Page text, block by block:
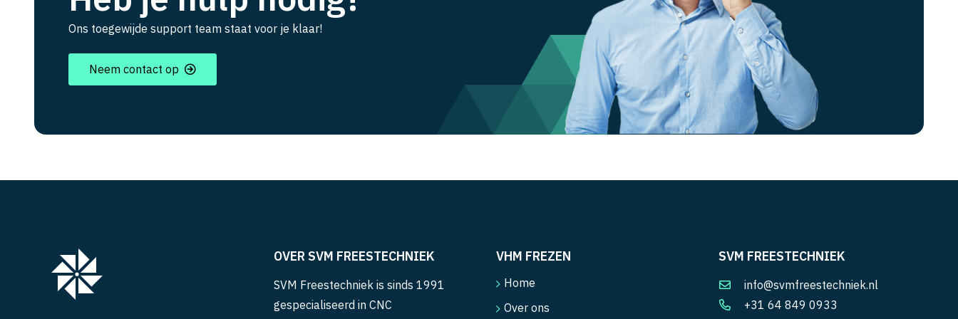
Ons toegewijde support team staat voor je klaar!
Neem contact op
OVER SVM FREESTECHNIEK
SVM Freestechniek is sinds 1991
gespecialiseerd in CNC
VHM FREZEN
Home
Over ons
SVM FREESTECHNIEK
info@svmfreestechniek.nl
+31 64 849 0933